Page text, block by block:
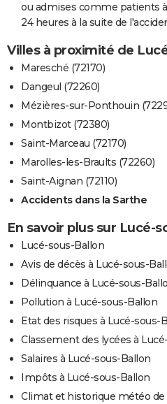
ou admises comme patients
24 heures à la suite de
Villes à proximité de
Maresché (72170)
Dangeul (72260)
Mézières-sur-Ponthouin
Montbizot (72380)
Saint-Marceau (72170)
Marolles-les-Braults (72260)
Saint-Aignan (72110)
Accidents dans la Sarthe
En savoir plus sur Lucé-
Lucé-sous-Ballon
Avis de décès à Lucé-sous-
Délinquance à Lucé-sous-
Pollution à Lucé-sous-Ballon
Etat des risques à Lucé-sous-
Classement des lycées à
Salaires à Lucé-sous-Ballon
Impôts à Lucé-sous-Ballon
Climat et historique météo de